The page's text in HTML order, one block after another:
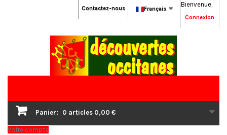
Bienvenue,
Connexion
Français
Contactez-nous
Panier: 0 articles 0,00 €
Votre compte